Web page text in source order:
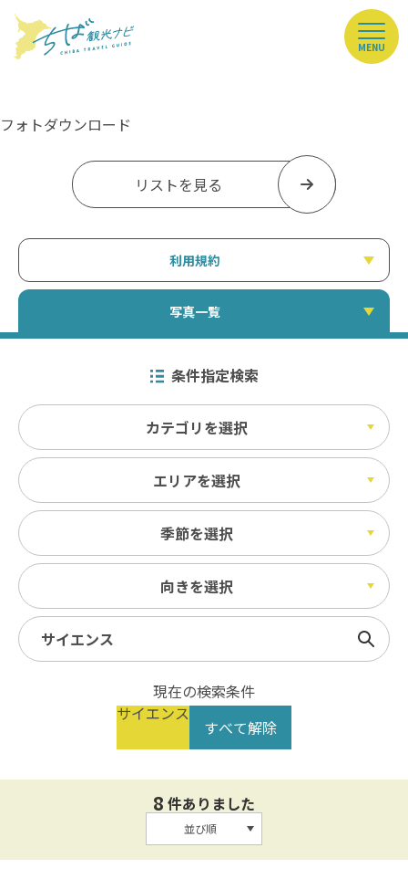
MENU
フォトダウンロード
リストを見る
利用規約
写真一覧
条件指定検索
カテゴリを選択
エリアを選択
季節を選択
向きを選択
検索
現在の検索条件
サイエンス
すべて解除
8 件ありました
並び順